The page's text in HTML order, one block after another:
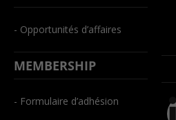
- Opportunités d’affaires
MEMBERSHIP
- Formulaire d’adhésion